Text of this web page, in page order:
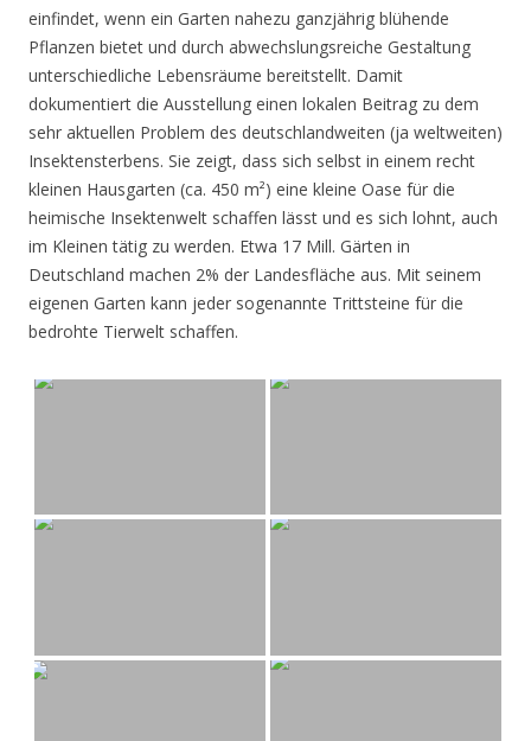
einfindet, wenn ein Garten nahezu ganzjährig blühende
Pflanzen bietet und durch abwechslungsreiche Gestaltung
unterschiedliche Lebensräume bereitstellt. Damit
dokumentiert die Ausstellung einen lokalen Beitrag zu dem
sehr aktuellen Problem des deutschlandweiten (ja weltweiten)
Insektensterbens. Sie zeigt, dass sich selbst in einem recht
kleinen Hausgarten (ca. 450 m²) eine kleine Oase für die
heimische Insektenwelt schaffen lässt und es sich lohnt, auch
im Kleinen tätig zu werden. Etwa 17 Mill. Gärten in
Deutschland machen 2% der Landesfläche aus. Mit seinem
eigenen Garten kann jeder sogenannte Trittsteine für die
bedrohte Tierwelt schaffen.